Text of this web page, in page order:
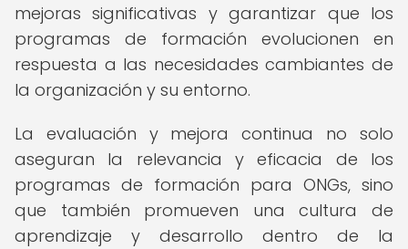
mejoras significativas y garantizar que los
programas de formación evolucionen en
respuesta a las necesidades cambiantes de
la organización y su entorno.
La evaluación y mejora continua no solo
aseguran la relevancia y eficacia de los
programas de formación para ONGs, sino
que también promueven una cultura de
aprendizaje y desarrollo dentro de la